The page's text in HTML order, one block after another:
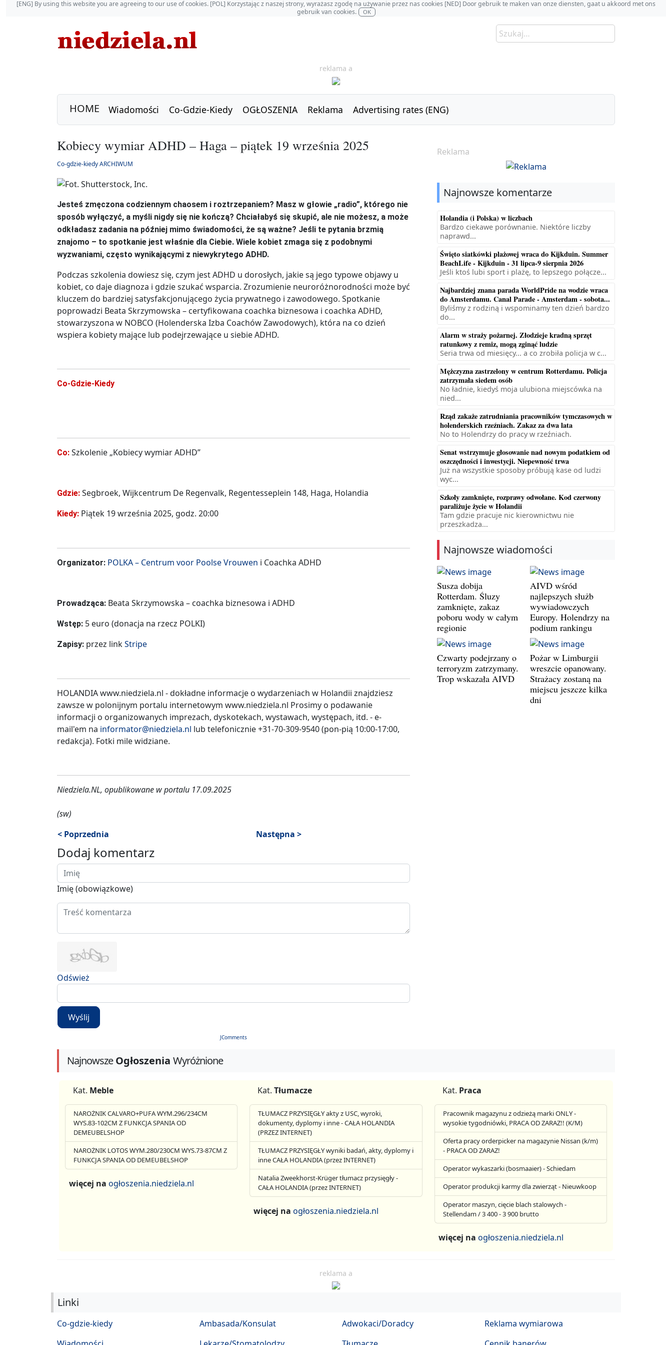
[ENG] By using this website you are agreeing to our use of cookies. [POL] Korzystając z naszej strony, wyrażasz zgodę na używanie przez nas cookies [NED] Door gebruik te maken van onze diensten, gaat u akkoord met ons
gebruik van cookies.
OK
reklama a
HOME Wiadomości Co-Gdzie-Kiedy OGŁOSZENIA Reklama Advertising rates (ENG)
Kobiecy wymiar ADHD – Haga – piątek 19 września 2025
Co-gdzie-kiedy ARCHIWUM
Jesteś zmęczona codziennym chaosem i roztrzepaniem? Masz w głowie „radio”, którego nie
sposób wyłączyć, a myśli nigdy się nie kończą? Chciałabyś się skupić, ale nie możesz, a może
odkładasz zadania na później mimo świadomości, że są ważne? Jeśli te pytania brzmią
znajomo – to spotkanie jest właśnie dla Ciebie. Wiele kobiet zmaga się z podobnymi
wyzwaniami, często wynikającymi z niewykrytego ADHD.
Podczas szkolenia dowiesz się, czym jest ADHD u dorosłych, jakie są jego typowe objawy u
kobiet, co daje diagnoza i gdzie szukać wsparcia. Zrozumienie neuroróżnorodności może być
kluczem do bardziej satysfakcjonującego życia prywatnego i zawodowego. Spotkanie
poprowadzi Beata Skrzymowska – certyfikowana coachka biznesowa i coachka ADHD,
stowarzyszona w NOBCO (Holenderska Izba Coachów Zawodowych), która na co dzień
wspiera kobiety mające lub podejrzewające u siebie ADHD.
Co-Gdzie-Kiedy
Co: Szkolenie „Kobiecy wymiar ADHD”
Gdzie: Segbroek, Wijkcentrum De Regenvalk, Regentesseplein 148, Haga, Holandia
Kiedy: Piątek 19 września 2025, godz. 20:00
Organizator: POLKA – Centrum voor Poolse Vrouwen i Coachka ADHD
Prowadząca: Beata Skrzymowska – coachka biznesowa i ADHD
Wstęp: 5 euro (donacja na rzecz POLKI)
Zapisy: przez linkStripe
HOLANDIA www.niedziela.nl - dokładne informacje o wydarzeniach w Holandii znajdziesz
zawsze w polonijnym portalu internetowym www.niedziela.nl Prosimy o podawanie
informacji o organizowanych imprezach, dyskotekach, wystawach, występach, itd. - e-
mail'em na informator@niedziela.nl lub telefonicznie +31-70-309-9540 (pon-pią 10:00-17:00,
redakcja). Fotki mile widziane.
Niedziela.NL, opublikowane w portalu 17.09.2025
(sw)
< Poprzednia
Następna >
Dodaj komentarz
Imię (obowiązkowe)
Odśwież
Wyślij
JComments
Reklama
Najnowsze komentarze
Holandia (i Polska) w liczbach
Bardzo ciekawe porównanie. Niektóre liczby
naprawd...
Święto siatkówki plażowej wraca do Kijkduin. Summer
BeachLife - Kijkduin - 31 lipca-9 sierpnia 2026
Jeśli ktoś lubi sport i plażę, to lepszego połącze...
Najbardziej znana parada WorldPride na wodzie wraca
do Amsterdamu. Canal Parade - Amsterdam - sobota...
Byliśmy z rodziną i wspominamy ten dzień bardzo
do...
Alarm w straży pożarnej. Złodzieje kradną sprzęt
ratunkowy z remiz, mogą zginąć ludzie
Seria trwa od miesięcy... a co zrobiła policja w c...
Mężczyzna zastrzelony w centrum Rotterdamu. Policja
zatrzymała siedem osób
No ładnie, kiedyś moja ulubiona miejscówka na
nied...
Rząd zakaże zatrudniania pracowników tymczasowych w
holenderskich rzeźniach. Zakaz za dwa lata
No to Holendrzy do pracy w rzeźniach.
Senat wstrzymuje głosowanie nad nowym podatkiem od
oszczędności i inwestycji. Niepewność trwa
Już na wszystkie sposoby próbują kase od ludzi
wyc...
Szkoły zamknięte, rozprawy odwołane. Kod czerwony
paraliżuje życie w Holandii
Tam gdzie pracuje nic kierownictwu nie
przeszkadza...
Najnowsze wiadomości
Susza dobija
Rotterdam. Śluzy
zamknięte, zakaz
poboru wody w całym
regionie
AIVD wśród
najlepszych służb
wywiadowczych
Europy. Holendrzy na
podium rankingu
Czwarty podejrzany o
terroryzm zatrzymany.
Trop wskazała AIVD
Pożar w Limburgii
wreszcie opanowany.
Strażacy zostaną na
miejscu jeszcze kilka
dni
NajnowszeOgłoszenia Wyróżnione
Kat. Meble
NAROŻNIK CALVARO+PUFA WYM.296/234CM
WYS.83-102CM Z FUNKCJA SPANIA OD
DEMEUBELSHOP
NAROŻNIK LOTOS WYM.280/230CM WYS.73-87CM Z
FUNKCJA SPANIA OD DEMEUBELSHOP
więcej na ogłoszenia.niedziela.nl
Kat. Tłumacze
TŁUMACZ PRZYSIĘGŁY akty z USC, wyroki,
dokumenty, dyplomy i inne - CAŁA HOLANDIA
(PRZEZ INTERNET)
TŁUMACZ PRZYSIĘGŁY wyniki badań, akty, dyplomy i
inne CAŁA HOLANDIA (przez INTERNET)
Natalia Zweekhorst-Krüger tłumacz przysięgły -
CAŁA HOLANDIA (przez INTERNET)
więcej naogłoszenia.niedziela.nl
Kat. Praca
Pracownik magazynu z odzieżą marki ONLY -
wysokie tygodniówki, PRACA OD ZARAZ!! (K/M)
Oferta pracy orderpicker na magazynie Nissan (k/m)
- PRACA OD ZARAZ!
Operator wykaszarki (bosmaaier) - Schiedam
Operator produkcji karmy dla zwierząt - Nieuwkoop
Operator maszyn, cięcie blach stalowych -
Stellendam / 3 400 - 3 900 brutto
więcej na ogłoszenia.niedziela.nl
reklama a
Linki
Co-gdzie-kiedy
Ambasada/Konsulat
Adwokaci/Doradcy
Reklama wymiarowa